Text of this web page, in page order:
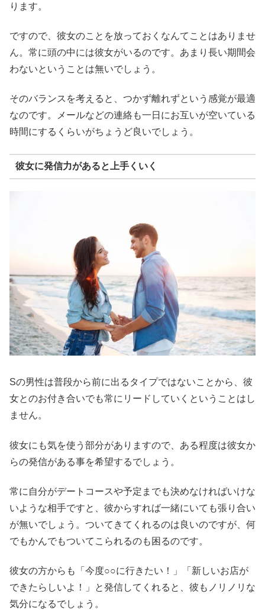
ります。
ですので、彼女のことを放っておくなんてことはありませ
ん。常に頭の中には彼女がいるのです。あまり長い期間会
わないということは無いでしょう。
そのバランスを考えると、つかず離れずという感覚が最適
なのです。メールなどの連絡も一日にお互いが空いている
時間にするくらいがちょうど良いでしょう。
彼女に発信力があると上手くいく
Sの男性は普段から前に出るタイプではないことから、彼
女とのお付き合いでも常にリードしていくということはし
ません。
彼女にも気を使う部分がありますので、ある程度は彼女か
らの発信がある事を希望するでしょう。
常に自分がデートコースや予定までも決めなければいけな
いような相手ですと、彼からすれば一緒にいても張り合い
が無いでしょう。ついてきてくれるのは良いのですが、何
でもかんでもついてこられるのも困るのです。
彼女の方からも「今度○○に行きたい！」「新しいお店が
できたらしいよ！」と発信してくれると、彼もノリノリな
気分になるでしょう。